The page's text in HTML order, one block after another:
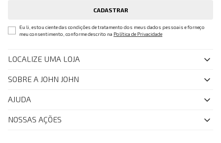
CADASTRAR
Eu li, estou ciente das condições de tratamento dos meus dados pessoais e forneço
meu consentimento, conforme descrito na Política de Privacidade
LOCALIZE UMA LOJA
SOBRE A JOHN JOHN
Quem Somos
John John Club
AJUDA
FAQ
NOSSAS AÇÕES